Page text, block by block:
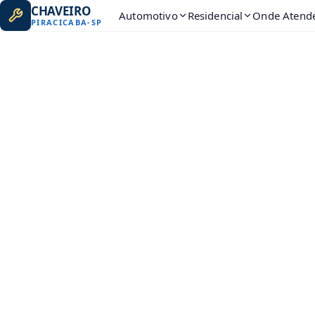
CHAVEIRO
PIRACICABA-SP Automotivo Residencial Onde